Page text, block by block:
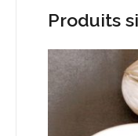
Produits